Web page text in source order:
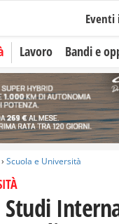
Eventi
Lavoro Bandi e
› Scuola e Università